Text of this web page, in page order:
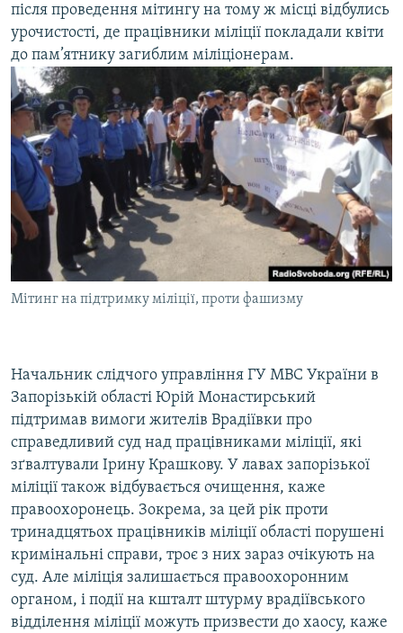
після проведення мітингу на тому ж місці відбулись
урочистості, де працівники міліції покладали квіти
до пам’ятнику загиблим міліціонерам.
Мітинг на підтримку міліції, проти фашизму
Начальник слідчого управління ГУ МВС України в
Запорізькій області Юрій Монастирський
підтримав вимоги жителів Врадіївки про
справедливий суд над працівниками міліції, які
зґвалтували Ірину Крашкову. У лавах запорізької
міліції також відбувається очищення, каже
правоохоронець. Зокрема, за цей рік проти
тринадцятьох працівників міліції області порушені
кримінальні справи, троє з них зараз очікують на
суд. Але міліція залишається правоохоронним
органом, і події на кшталт штурму врадіївського
відділення міліції можуть призвести до хаосу, каже